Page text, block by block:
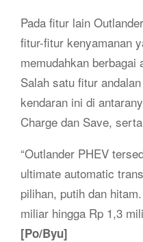
Pada fitur lain
fitur-fitur kenyamanan
memudahkan berbagai
Salah satu fitur
kendaran ini di
Charge dan Save,
“Outlander PHEV
ultimate automatic
pilihan, putih dan
miliar hingga Rp 1,3
[Po/Byu]